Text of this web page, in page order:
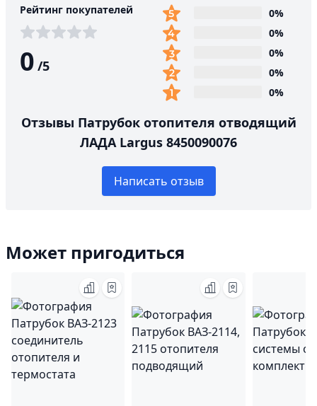
Рейтинг покупателей
0 /5
0%
0%
0%
0%
0%
Отзывы Патрубок отопителя отводящий
ЛАДА Largus 8450090076
Написать отзыв
Может пригодиться